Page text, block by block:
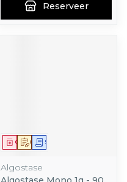
Reserveer
Op voorschrift
GeneesmiddelSchriftelijke aanvraag
Algostase